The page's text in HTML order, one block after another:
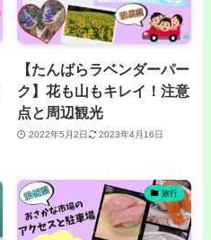
【たんばらラベンダーパー
ク】花も山もキレイ！注意
点と周辺観光
2022年5月2日 2023年4月16日
旅行